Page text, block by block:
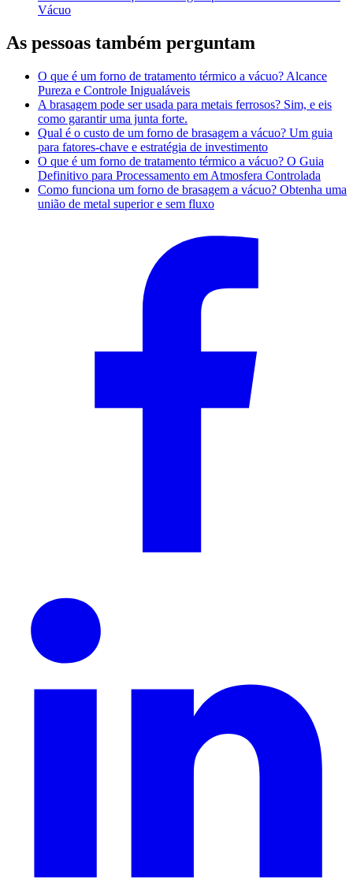
Vácuo
As pessoas também perguntam
O que é um forno de tratamento térmico a vácuo? Alcance
Pureza e Controle Inigualáveis
A brasagem pode ser usada para metais ferrosos? Sim, e eis
como garantir uma junta forte.
Qual é o custo de um forno de brasagem a vácuo? Um guia
para fatores-chave e estratégia de investimento
O que é um forno de tratamento térmico a vácuo? O Guia
Definitivo para Processamento em Atmosfera Controlada
Como funciona um forno de brasagem a vácuo? Obtenha uma
união de metal superior e sem fluxo